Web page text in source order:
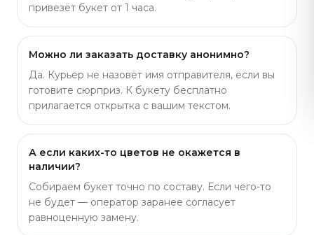
привезёт букет от 1 часа.
Можно ли заказать доставку анонимно?
Да. Курьер не назовёт имя отправителя, если вы
готовите сюрприз. К букету бесплатно
прилагается открытка с вашим текстом.
А если каких-то цветов не окажется в
наличии?
Собираем букет точно по составу. Если чего-то
не будет — оператор заранее согласует
равноценную замену.